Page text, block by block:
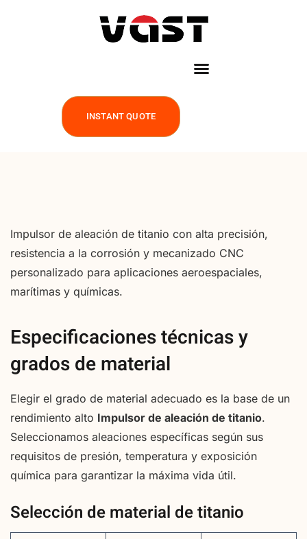
INSTANT QUOTE
Impulsor de aleación de titanio con alta precisión,
resistencia a la corrosión y mecanizado CNC
personalizado para aplicaciones aeroespaciales,
marítimas y químicas.
Especificaciones técnicas y
grados de material
Elegir el grado de material adecuado es la base de un
rendimiento alto Impulsor de aleación de titanio.
Seleccionamos aleaciones específicas según sus
requisitos de presión, temperatura y exposición
química para garantizar la máxima vida útil.
Selección de material de titanio